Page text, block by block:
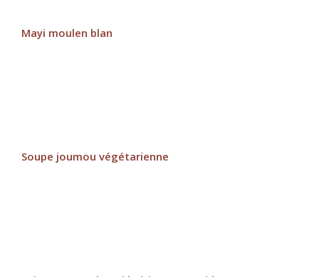
Mayi moulen blan
Soupe joumou végétarienne